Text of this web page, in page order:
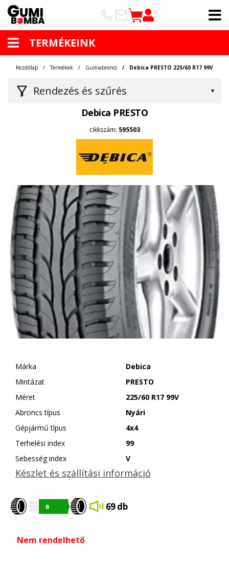
TERMÉKEINK
Rendezés és szűrés
Kezdőlap Termékek Gumiabroncs Debica PRESTO 225/60 R17 99V
Debica PRESTO
cikkszám: 595503
Márka
Debica
Mintázat
PRESTO
Méret
225/60 R17 99V
Abroncs típus
Nyári
Gépjármű típus
4x4
Terhelési index
99
Sebesség index
V
Készlet és szállítási információ
69 db
Nem rendelhető